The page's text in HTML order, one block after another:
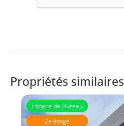
Propriétés similaires
Espace de Bureau
2e étage